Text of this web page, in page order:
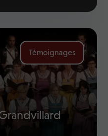
Témoignages